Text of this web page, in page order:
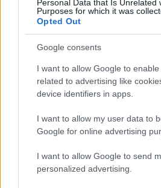
Personal Data that Is Unrelated
Purposes for which it was
Opted Out
Google consents
I want to allow Google to
related to advertising like
device identifiers in apps.
I want to allow my user data to
Google for online advertising
I want to allow Google to send
personalized advertising.
ΕΔΩολόκληρη την
ΑΣΕΠ: Πιστοποίηση
μόνο 2 ημέρες στα